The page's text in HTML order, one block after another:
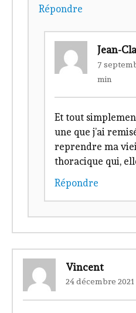
Répondre
Jean-
7
min
Et tout
une que j’ai
reprendre ma
thoracique qui,
Répondre
Vincent
24 décembre 2021